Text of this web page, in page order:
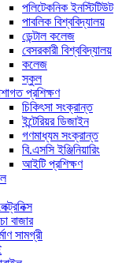
পলিটেকনিক ইনস্টিটিউট
পাবলিক বিশ্ববিদ্যালয়
ডেন্টাল কলেজ
বেসরকারী বিশ্ববিদ্যালয়
কলেজ
স্কুল
প্রশিক্ষণ
চিকিৎসা সংক্রান্ত
ইন্টেরিয়র ডিজাইন
গণমাধ্যম সংক্রান্ত
বি.এসসি ইঞ্জিনিয়ারিং
আইটি প্রশিক্ষণ
বাজার
সামগ্রী